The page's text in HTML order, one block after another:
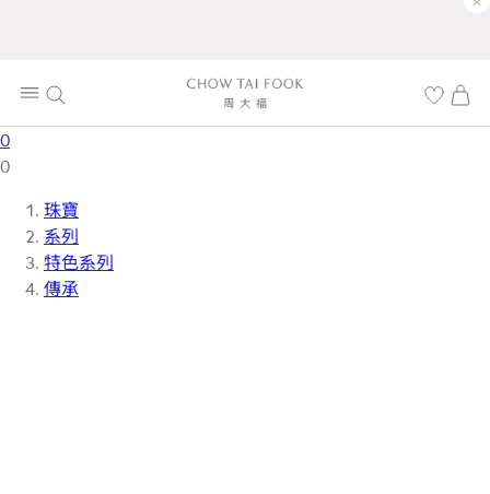
0
0
珠寶
系列
特色系列
傳承